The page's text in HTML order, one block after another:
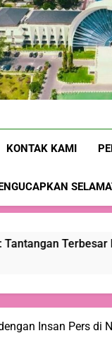
KONTAK KAMI
Pers Bukan
Insan Pers di